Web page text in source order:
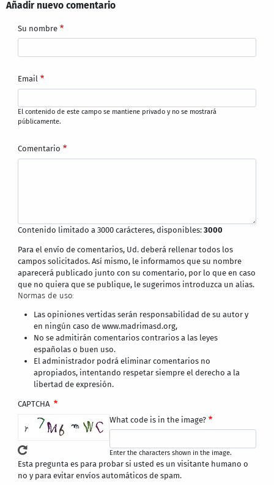
Añadir nuevo comentario
Su nombre
Email
El contenido de este campo se mantiene privado y no se mostrará
públicamente.
Comentario
Contenido limitado a 3000 carácteres, disponibles:3000
Para el envío de comentarios, Ud. deberá rellenar todos los
campos solicitados. Así mismo, le informamos que su nombre
aparecerá publicado junto con su comentario, por lo que en caso
que no quiera que se publique, le sugerimos introduzca un alias.
Normas de uso:
Las opiniones vertidas serán responsabilidad de su autor y
en ningún caso de www.madrimasd.org,
No se admitirán comentarios contrarios a las leyes
españolas o buen uso.
El administrador podrá eliminar comentarios no
apropiados, intentando respetar siempre el derecho a la
libertad de expresión.
CAPTCHA
What code is in the image?
Enter the characters shown in the image.
Esta pregunta es para probar si usted es un visitante humano o
no y para evitar envíos automáticos de spam.